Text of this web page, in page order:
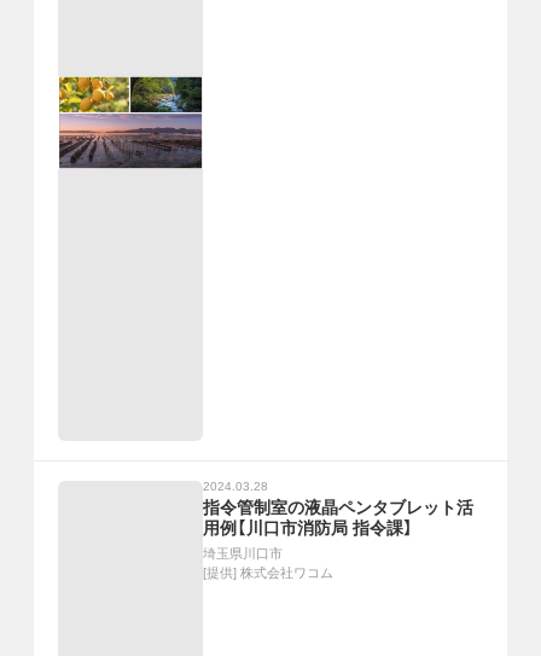
2024.03.28
指令管制室の液晶ペンタブレット活
用例【川口市消防局 指令課】
埼玉県川口市
[提供] 株式会社ワコム